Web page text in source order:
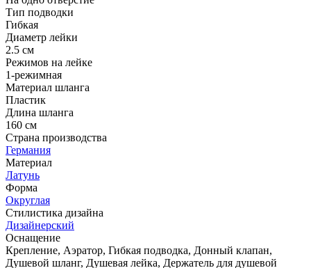
Тип подводки
Гибкая
Диаметр лейки
2.5 см
Режимов на лейке
1-режимная
Материал шланга
Пластик
Длина шланга
160 см
Страна производства
Германия
Материал
Латунь
Форма
Округлая
Стилистика дизайна
Дизайнерский
Оснащение
Крепление, Аэратор, Гибкая подводка, Донный клапан,
Душевой шланг, Душевая лейка, Держатель для душевой